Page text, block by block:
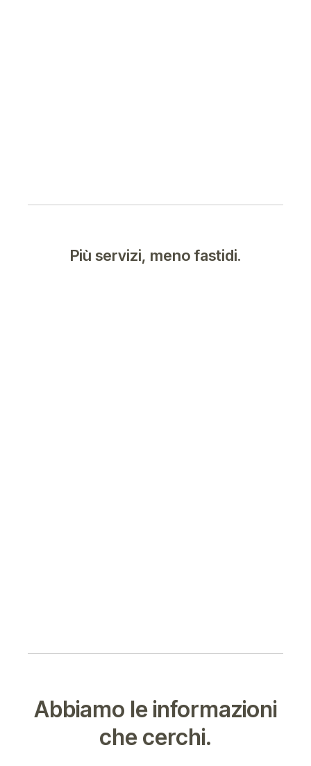
Più servizi, meno fastidi.
Abbiamo le informazioni
che cerchi.